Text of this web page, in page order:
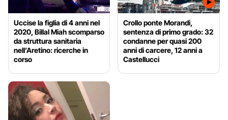
Uccise la figlia di 4 anni nel
2020, Billal Miah scomparso
da struttura sanitaria
nell’Aretino: ricerche in
corso
Crollo ponte Morandi,
sentenza di primo grado: 32
condanne per quasi 200
anni di carcere, 12 anni a
Castellucci